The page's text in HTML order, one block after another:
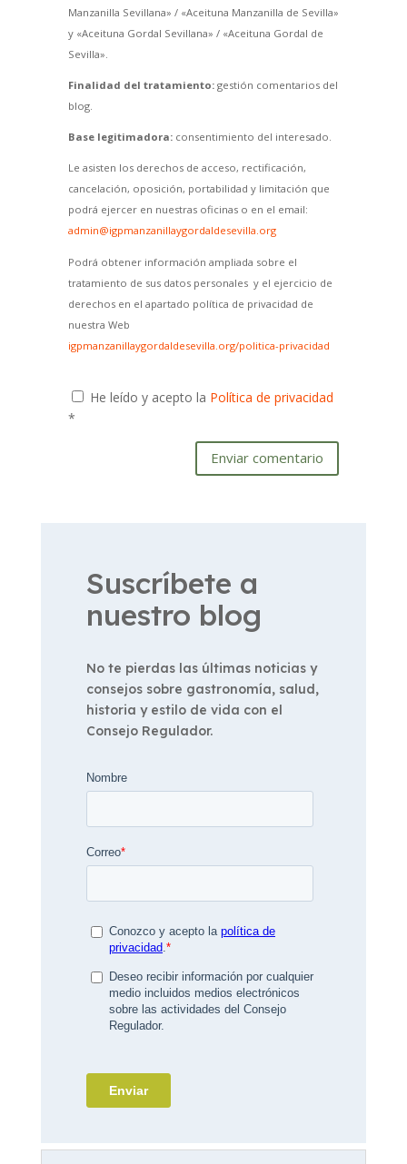
Manzanilla Sevillana» / «Aceituna Manzanilla de Sevilla»
y «Aceituna Gordal Sevillana» / «Aceituna Gordal de
Sevilla».
Finalidad del tratamiento:gestión comentarios del
blog.
Base legitimadora:consentimiento del interesado.
Le asisten los derechos de acceso, rectificación,
cancelación, oposición, portabilidad y limitación que
podrá ejercer en nuestras oficinas o en el email:
admin@igpmanzanillaygordaldesevilla.org
Podrá obtener información ampliada sobre el
tratamiento de sus datos personales y el ejercicio de
derechos en el apartado política de privacidad de
nuestra Web
igpmanzanillaygordaldesevilla.org/politica-privacidad
He leído y acepto la Política de privacidad
*
Enviar comentario
Suscríbete a
nuestro blog
No te pierdas las últimas noticias y
consejos sobre gastronomía, salud,
historia y estilo de vida con el
Consejo Regulador.